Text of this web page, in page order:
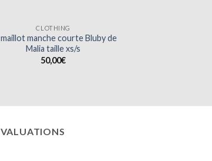
CLOTHING
manche courte Bluby de
Malia taille xs/s
50,00€